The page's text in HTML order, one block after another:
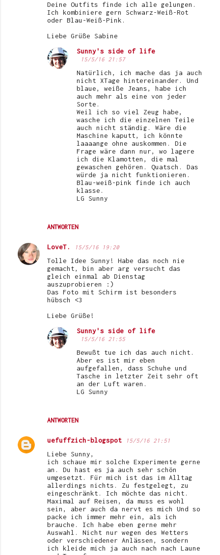
Deine Outfits finde ich alle gelungen.
Ich kombiniere gern Schwarz-Weiß-Rot
oder Blau-Weiß-Pink.
Liebe Grüße Sabine
ANTWORTEN
Sunny's side of life
15/5/16 21:57
Natürlich, ich mache das ja auch
nicht XTage hintereinander. Und
blaue, weiße Jeans, habe ich
auch mehr als eine von jeder
Sorte.
Weil ich so viel Zeug habe,
wasche ich die einzelnen Teile
auch nicht ständig. Wäre die
Maschine kaputt, ich könnte
laaaange ohne auskommen. Die
Frage wäre dann nur, wo lagere
ich die Klamotten, die mal
gewaschen gehören. Quatsch. Das
würde ja nicht funktionieren.
Blau-weiß-pink finde ich auch
klasse.
LG Sunny
LoveT. 15/5/16 19:20
Tolle Idee Sunny! Habe das noch nie
gemacht, bin aber arg versucht das
gleich einmal ab Dienstag
auszuprobieren :)
Das Foto mit Schirm ist besonders
hübsch <3
Liebe Grüße!
ANTWORTEN
Sunny's side of life
15/5/16 21:55
Bewußt tue ich das auch nicht.
Aber es ist mir eben
aufgefallen, dass Schuhe und
Tasche in letzter Zeit sehr oft
an der Luft waren.
LG Sunny
uefuffzich-blogspot 15/5/16 21:51
Liebe Sunny,
ich schaue mir solche Experimente gerne
an. Du hast es ja auch sehr schön
umgesetzt. Für mich ist das im Alltag
allerdings nichts. Zu festgelegt, zu
eingeschränkt. Ich möchte das nicht.
Maximal auf Reisen, da muss es wohl
sein, aber auch da nervt es mich Und so
packe ich immer mehr ein, als ich
brauche. Ich habe eben gerne mehr
Auswahl. Nicht nur wegen des Wetters
oder verschiedener Anlässen, sondern
ich kleide mich ja auch nach nach Laune